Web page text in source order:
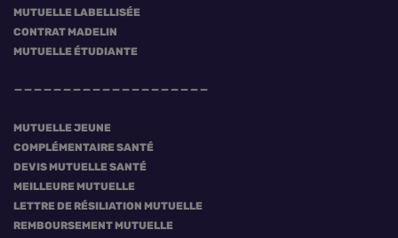
MUTUELLE LABELLISÉE
CONTRAT MADELIN
MUTUELLE ÉTUDIANTE
MUTUELLE JEUNE
COMPLÉMENTAIRE SANTÉ
DEVIS MUTUELLE SANTÉ
MEILLEURE MUTUELLE
LETTRE DE RÉSILIATION MUTUELLE
REMBOURSEMENT MUTUELLE